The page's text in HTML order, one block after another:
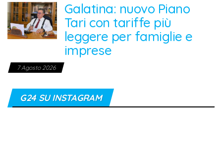
Galatina: nuovo Piano
Tari con tariffe più
leggere per famiglie e
imprese
7 Agosto 2026
G24 SU INSTAGRAM